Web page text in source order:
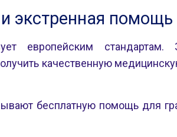
экстренная помощь
европейским стандартам.
качественную
бесплатную помощь для